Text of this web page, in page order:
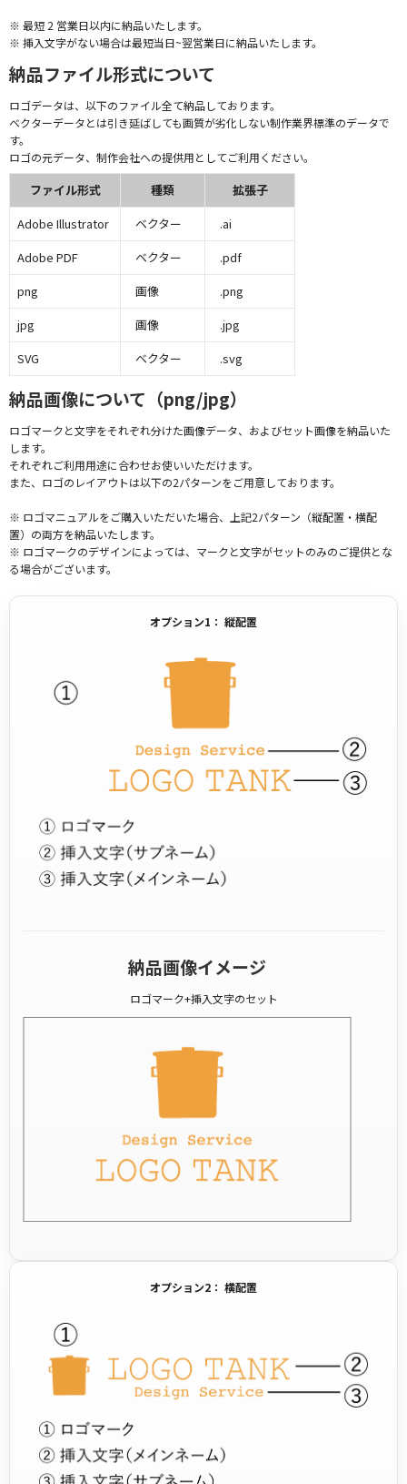
※ 最短 2 営業日以内に納品いたします。
※ 挿入文字がない場合は最短当日~翌営業日に納品いたします。
納品ファイル形式について
ロゴデータは、以下のファイル全て納品しております。
ベクターデータとは引き延ばしても画質が劣化しない制作業界標準のデータで
す。
ロゴの元データ、制作会社への提供用としてご利用ください。
ファイル形式 種類
拡張子
Adobe Illustrator
ベクター
.ai
Adobe PDF
ベクター
.pdf
png
画像
.png
jpg
画像
.jpg
SVG
ベクター .svg
納品画像について（png/jpg）
ロゴマークと文字をそれぞれ分けた画像データ、およびセット画像を納品いた
します。
それぞれご利用用途に合わせお使いいただけます。
また、ロゴのレイアウトは以下の2パターンをご用意しております。
※ ロゴマニュアルをご購入いただいた場合、上記2パターン（縦配置・横配
置）の両方を納品いたします。
※ ロゴマークのデザインによっては、マークと文字がセットのみのご提供とな
る場合がございます。
オプション1： 縦配置
納品画像イメージ
ロゴマーク+挿入文字のセット
オプション2： 横配置